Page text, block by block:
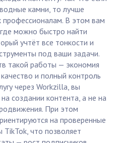
камни, то лучше
профессионалам. В этом вам
можно быстро найти
учтёт все тонкости и
под ваши задачи.
такой работы — экономия
и полный контроль
через Workzilla, вы
создании контента, а не на
При этом
на проверенные
TikTok, что позволяет